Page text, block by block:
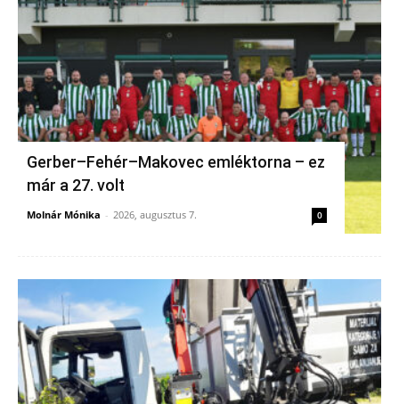
Gerber–Fehér–Makovec emléktorna – ez
már a 27. volt
Molnár Mónika - 2026, augusztus 7. 0